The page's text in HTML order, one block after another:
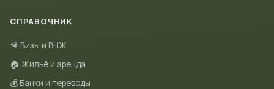
СПРАВОЧНИК
🛂 Визы и ВНЖ
🏠 Жильё и аренда
💰 Банки и переводы